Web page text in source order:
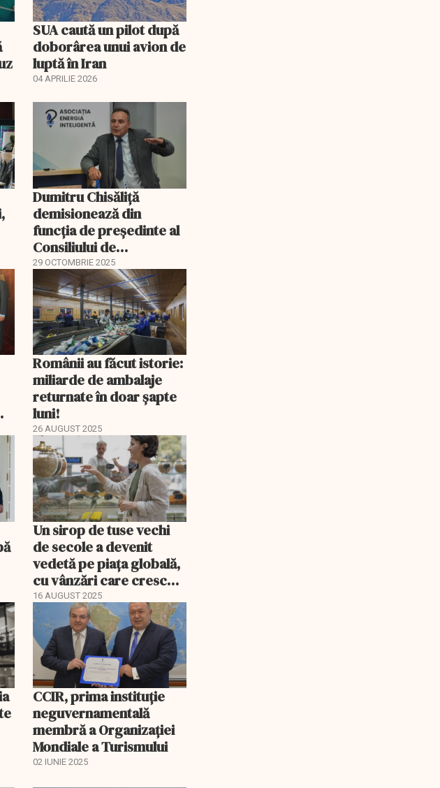
SUA caută un pilot după
doborârea unui avion de
luptă în Iran
04 APRILIE 2026
Dumitru Chisăliță
demisionează din
funcția de președinte al
Consiliului de
Administrație Romgaz
29 OCTOMBRIE 2025
Românii au făcut istorie:
miliarde de ambalaje
returnate în doar șapte
luni!
26 AUGUST 2025
Un sirop de tuse vechi
de secole a devenit
vedetă pe piața globală,
cu vânzări care cresc
exponențial
16 AUGUST 2025
CCIR, prima instituție
neguvernamentală
membră a Organizației
Mondiale a Turismului
02 IUNIE 2025